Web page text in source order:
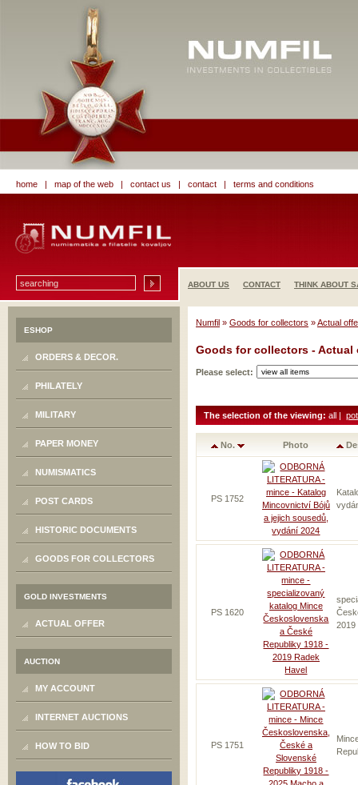
home | map of the web | contact us | contact | terms and conditions
ABOUT US CONTACT THINK ABOUT
ESHOP
ORDERS & DECOR.
PHILATELY
MILITARY
PAPER MONEY
NUMISMATICS
POST CARDS
HISTORIC DOCUMENTS
GOODS FOR COLLECTORS
GOLD INVESTMENTS
ACTUAL OFFER
AUCTION
MY ACCOUNT
INTERNET AUCTIONS
HOW TO BID
Numfil » Goods for collectors »Actual
Goods for collectors - Actual
Please select:
The selection of the viewing: all |
No. Photo
PS 1752
PS 1620
2019
PS 1751